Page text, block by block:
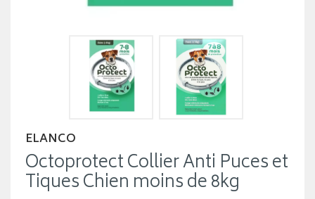
ELANCO
Octoprotect Collier Anti Puces et
Tiques Chien moins de 8kg